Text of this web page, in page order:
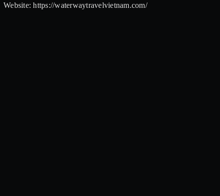
Website: https://waterwaytravelvietnam.com/